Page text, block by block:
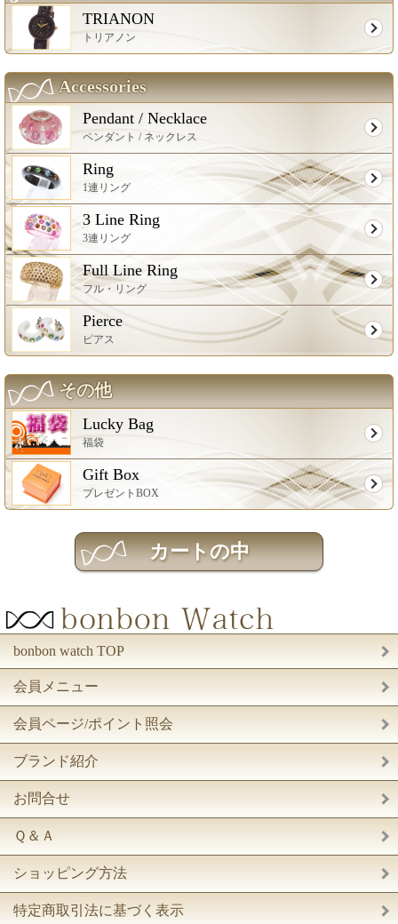
TRIANON
トリアノン
Accessories
Pendant / Necklace
ペンダント / ネックレス
Ring
1連リング
3 Line Ring
3連リング
Full Line Ring
フル・リング
Pierce
ピアス
その他
Lucky Bag
福袋
Gift Box
プレゼントBOX
bonbon watch TOP
会員メニュー
会員ページ/ポイント照会
ブランド紹介
お問合せ
Ｑ＆Ａ
ショッピング方法
特定商取引法に基づく表示